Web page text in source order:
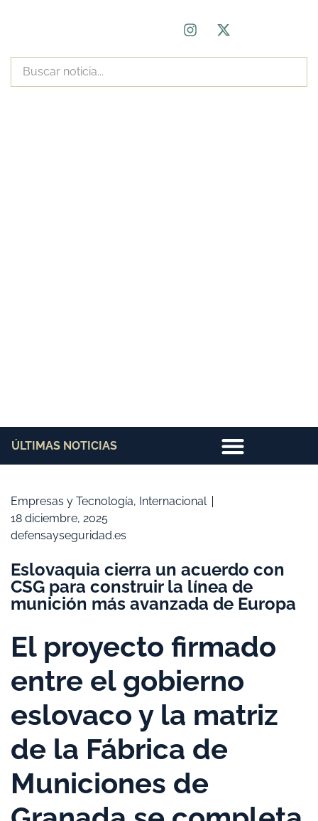
ÚLTIMAS NOTICIAS
Empresas y Tecnología, Internacional
18 diciembre, 2025
defensayseguridad.es
Eslovaquia cierra un acuerdo con
CSG para construir la línea de
munición más avanzada de Europa
El proyecto firmado
entre el gobierno
eslovaco y la matriz
de la Fábrica de
Municiones de